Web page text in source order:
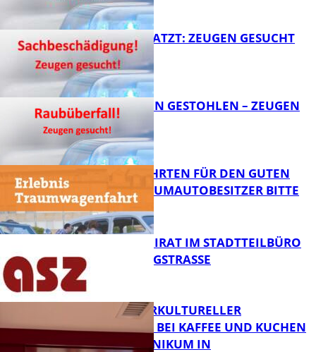
AUTO ZERKRATZT: ZEUGEN GESUCHT
FB News
TEURE KETTEN GESTOHLEN – ZEUGEN
GESUCHT!
FB News
SPENDENFAHRTEN FÜR DEN GUTEN
ZWECK – TRAUMAUTOBESITZER BITTE
MELDEN!
FB News
SENIORENBEIRAT IM STADTTEILBÜRO
IN DER KÖNIGSTRASSE
NEUER INTERKULTURELLER
TREFFPUNKT BEI KAFFEE UND KUCHEN
IM PFALZKLINIKUM IN